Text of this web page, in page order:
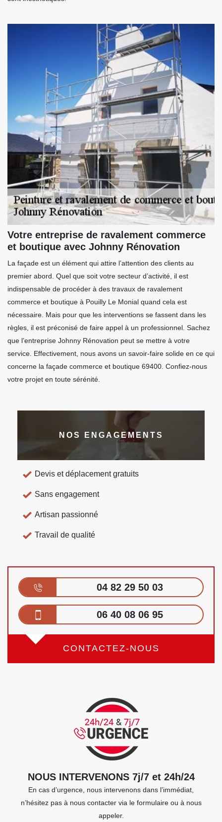
Votre entreprise de ravalement commerce
et boutique avec Johnny Rénovation
La façade est un élément qui attire l’attention des clients au
premier abord. Quel que soit votre secteur d’activité, il est
indispensable de procéder à des travaux de ravalement
commerce et boutique à Pouilly Le Monial quand cela est
nécessaire. Mais pour que les interventions se fassent dans les
règles, il est préconisé de faire appel à un professionnel. Sachez
que l’entreprise Johnny Rénovation peut se mettre à votre
service. Effectivement, nous avons un savoir-faire solide en ce qui
concerne la façade commerce et boutique 69400. Confiez-nous
votre projet en toute sérénité.
NOS ENGAGEMENTS
Devis et déplacement gratuits
Sans engagement
Artisan passionné
Travail de qualité
04 82 29 50 03
06 40 08 06 95
CONTACTEZ-NOUS
NOUS INTERVENONS 7j/7 et 24h/24
En cas d’urgence, nous intervenons dans l’immédiat,
n’hésitez pas à nous contacter via le formulaire ou à nous
appeler.